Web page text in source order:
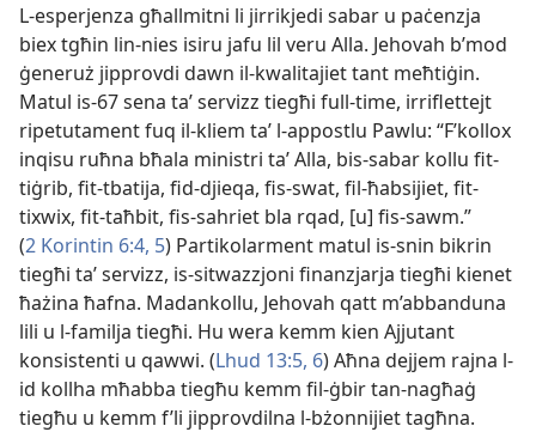
L-​esperjenza għallmitni li jirrikjedi sabar u paċenzja
biex tgħin lin-​nies isiru jafu lil veru Alla. Jehovah b’mod
ġeneruż jipprovdi dawn il-​kwalitajiet tant meħtiġin.
Matul is-​67 sena taʼ servizz tiegħi full-time, irriflettejt
ripetutament fuq il-​kliem taʼ l-​appostlu Pawlu: “F’kollox
inqisu ruħna bħala ministri taʼ Alla, bis-​sabar kollu fit-​
tiġrib, fit-​tbatija, fid-​djieqa, fis-​swat, fil-​ħabsijiet, fit-​
tixwix, fit-​taħbit, fis-​sahriet bla rqad, [u] fis-​sawm.”
(2 Korintin 6:4, 5) Partikolarment matul is-​snin bikrin
tiegħi taʼ servizz, is-​sitwazzjoni finanzjarja tiegħi kienet
ħażina ħafna. Madankollu, Jehovah qatt m’abbanduna
lili u l-​familja tiegħi. Hu wera kemm kien Ajjutant
konsistenti u qawwi. (Lhud 13:5, 6) Aħna dejjem rajna l-​
id kollha mħabba tiegħu kemm fil-​ġbir tan-​nagħaġ
tiegħu u kemm f’li jipprovdilna l-​bżonnijiet tagħna.